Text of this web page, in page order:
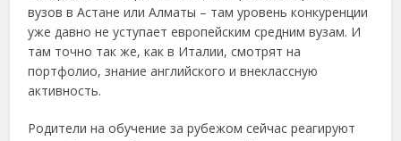
вузов в Астане или Алматы – там уровень конкуренции
уже давно не уступает европейским средним вузам. И
там точно так же, как в Италии, смотрят на
портфолио, знание английского и внеклассную
активность.
Родители на обучение за рубежом сейчас реагируют